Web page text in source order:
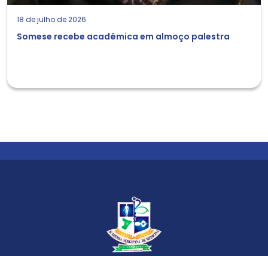
18 de julho de 2026
Somese recebe acadêmica em almoço palestra